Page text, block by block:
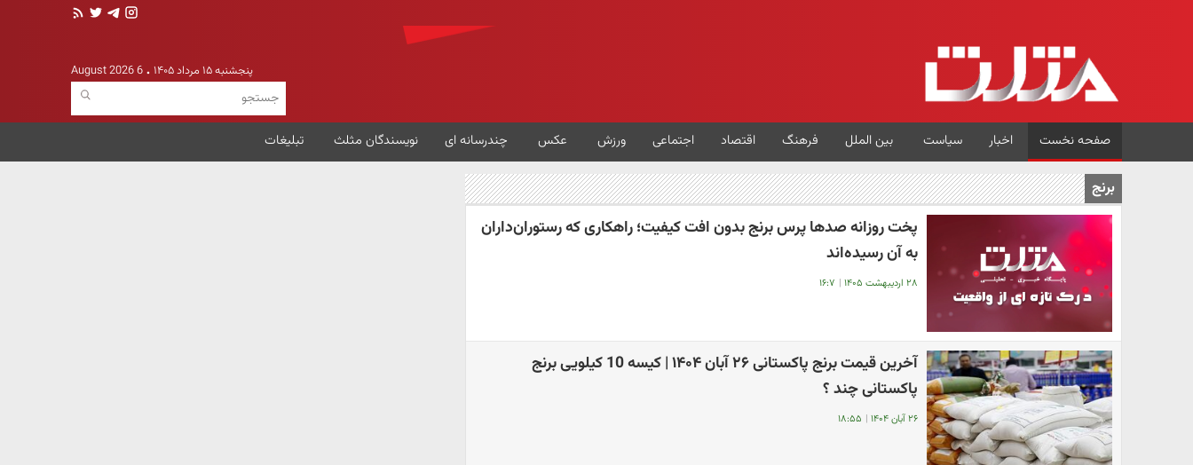
پنجشنبه ۱۵ مرداد ۱۴۰۵ 6 August 2026
صفحه نخست اخبار سیاست بین الملل فرهنگ اقتصاد اجتماعی ورزش عکس چندرسانه ای نویسندگان مثلث تبلیغات
برنج
پخت روزانه صدها پرس برنج بدون افت کیفیت؛ راهکاری که رستوران‌داران
به آن رسیده‌اند
۲۸ اردیبهشت ۱۴۰۵ | ۱۶:۷
آخرین قیمت برنج پاکستانی ۲۶ آبان ۱۴۰۴ | کیسه 10 کیلویی برنج
پاکستانی چند ؟
۲۶ آبان ۱۴۰۴ | ۱۸:۵۵